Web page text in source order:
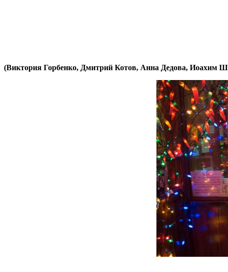
(Виктория Горбенко, Дмитрий Котов, Анна Дедова,